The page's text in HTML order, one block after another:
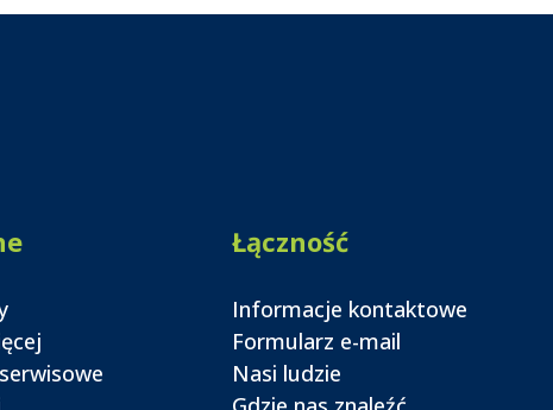
Łączność
Informacje kontaktowe
Formularz e-mail
Nasi ludzie